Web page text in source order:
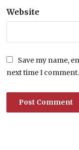
Website
Save my name,
next time I comment.